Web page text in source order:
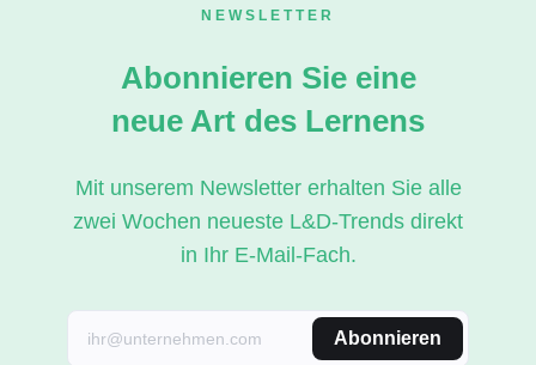
NEWSLETTER
Abonnieren Sie eine
neue Art des Lernens
Mit unserem Newsletter erhalten Sie alle
zwei Wochen neueste L&D-Trends direkt
in Ihr E-Mail-Fach.
Abonnieren